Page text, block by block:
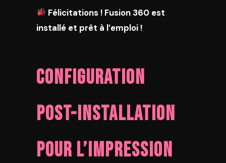
Félicitations ! Fusion 360 est
installé et prêt à l’emploi !
Configuration
Post-Installation
pour l’Impression